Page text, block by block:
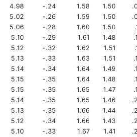
4.98 -.24 1.58 1.50
5.02 -.26 1.59 1.50
5.06 -.28 1.60 1.50
5.10 -.29 1.61 1.48
5.12 -.32 1.62 1.51
5.13 -.33 1.63 1.51
5.14 -.34 1.64 1.49
5.15 -.35 1.64 1.48
5.15 -.35 1.65 1.47
5.14 -.35 1.65 1.46
5.13 -.35 1.66 1.44
5.12 -.34 1.66 1.43
5.10 -.33 1.67 1.41